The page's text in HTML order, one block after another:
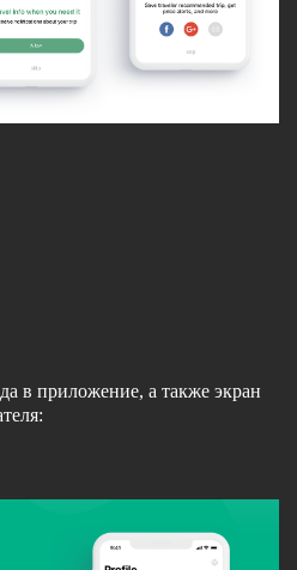
в приложение, а также экран